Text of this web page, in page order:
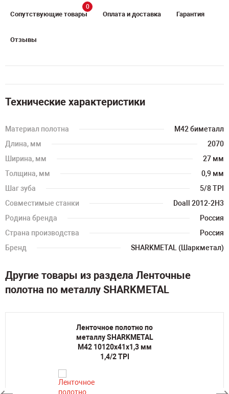
Сопутствующие товары
0
Оплата и доставка Гарантия
Отзывы
Технические характеристики
Материал полотна
M42 биметалл
Длина, мм
2070
Ширина, мм
27 мм
Толщина, мм
0,9 мм
Шаг зуба
5/8 TPI
Совместимые станки
Doall 2012-2H3
Родина бренда
Россия
Страна производства
Россия
Бренд
SHARKMETAL (Шаркметал)
Другие товары из раздела Ленточные
полотна по металлу SHARKMETAL
Ленточное полотно по
металлу SHARKMETAL
M42 10120х41х1,3 мм
1,4/2 TPI